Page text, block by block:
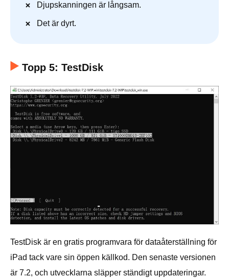
Djupskanningen är långsam.
Det är dyrt.
Topp 5: TestDisk
TestDisk är en gratis programvara för dataåterställning för
iPad tack vare sin öppen källkod. Den senaste versionen
är 7.2, och utvecklarna släpper ständigt uppdateringar.